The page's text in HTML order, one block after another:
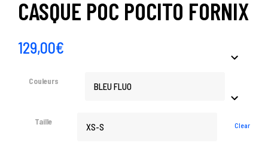
CASQUE POC POCITO FORNIX
129,00€
Couleurs
Taille Clear